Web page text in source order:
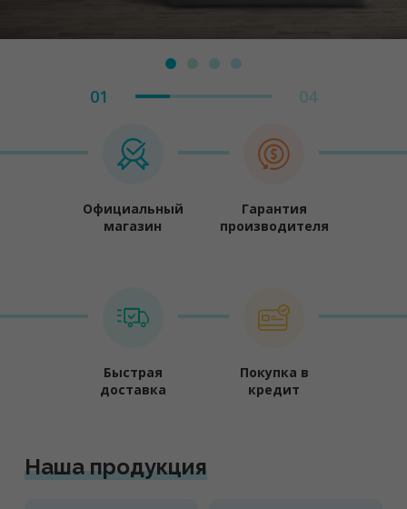
01 04
Официальный
магазин
Гарантия
производителя
Быстрая
доставка
Покупка в
кредит
Наша продукция